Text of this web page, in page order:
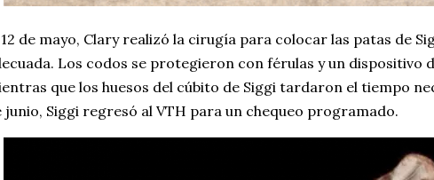
12 de mayo, Clary realizó la cirugía para colocar las patas de
Los codos se protegieron con férulas y un dispositivo
que los huesos del cúbito de Siggi tardaron el tiempo
junio, Siggi regresó al VTH para un chequeo programado.